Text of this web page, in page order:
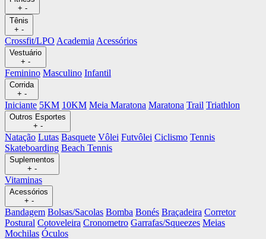
+ -
Tênis
+ -
Crossfit/LPO Academia Acessórios
Vestuário
+ -
Feminino Masculino Infantil
Corrida
+ -
Iniciante 5KM 10KM Meia Maratona Maratona Trail Triathlon
Outros Esportes
+ -
Natação Lutas Basquete Vôlei Futvôlei Ciclismo Tennis
Skateboarding Beach Tennis
Suplementos
+ -
Vitaminas
Acessórios
+ -
Bandagem Bolsas/Sacolas Bomba Bonés Braçadeira Corretor
Postural Cotoveleira Cronometro Garrafas/Squeezes Meias
Mochilas Óculos